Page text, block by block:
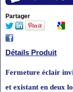
Partager
Détails Produit
Fermeture éclair
et existant en deux